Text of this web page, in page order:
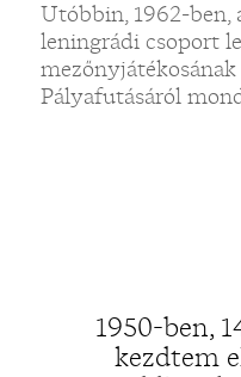
Utóbbin, 1962-ben,
leningrádi csoport
Pályafutásáról
1950-ben,
kezdtem